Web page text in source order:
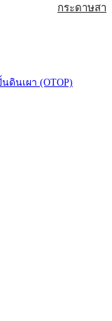
กระดาษสา
ดินเผา (OTOP)